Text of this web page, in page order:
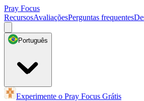
Pray Focus
RecursosAvaliaçõesPerguntas frequentes
Português
Experimente o Pray Focus Grátis